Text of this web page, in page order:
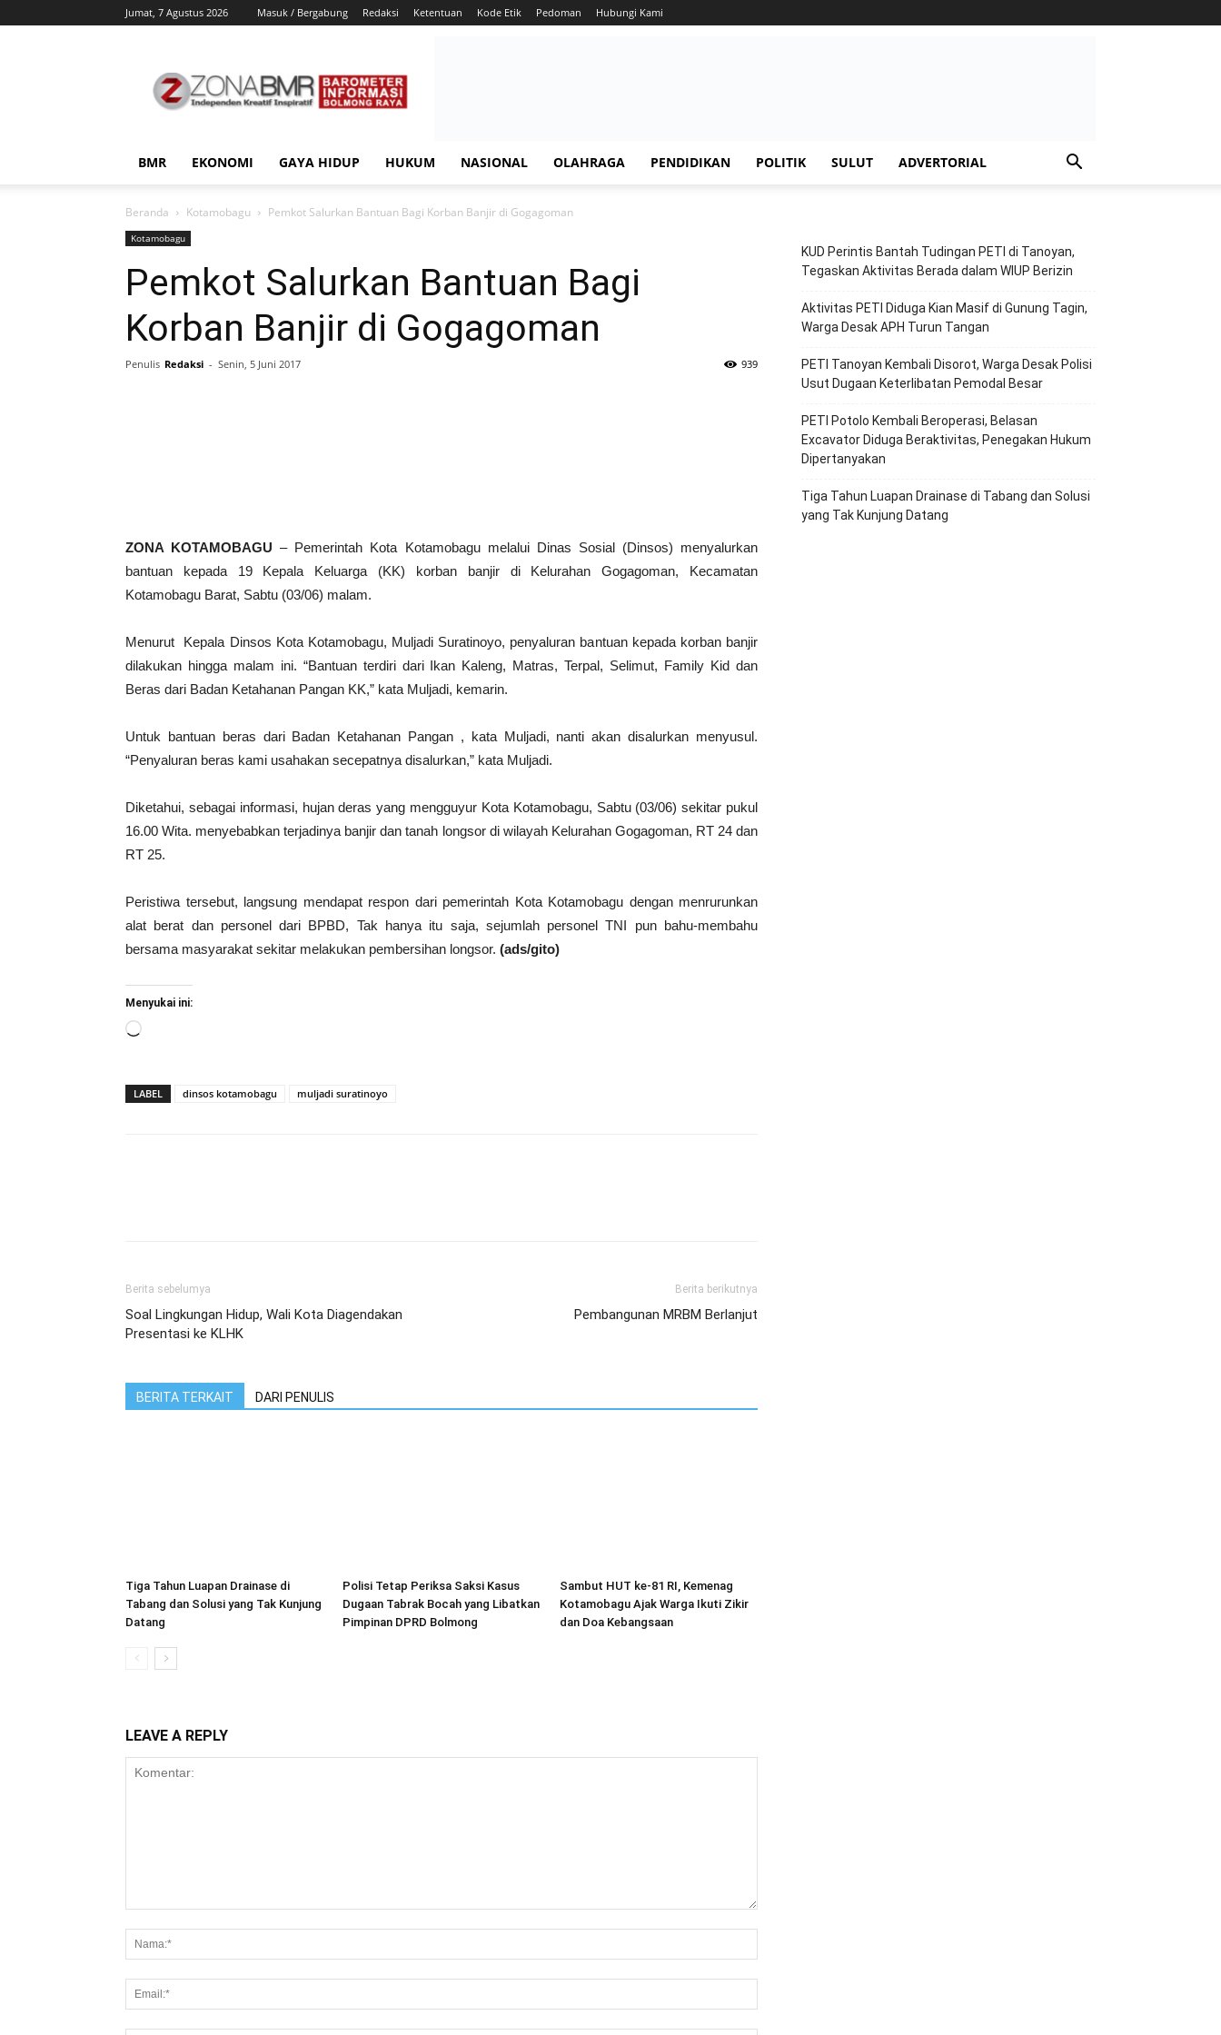
Jumat, 7 Agustus 2026 Masuk / Bergabung Redaksi Ketentuan Kode Etik Pedoman Hubungi Kami
BMR EKONOMI GAYA HIDUP HUKUM NASIONAL OLAHRAGA PENDIDIKAN POLITIK SULUT ADVERTORIAL
Beranda Kotamobagu Pemkot Salurkan Bantuan Bagi Korban Banjir di Gogagoman
Kotamobagu
Pemkot Salurkan Bantuan Bagi
Korban Banjir di Gogagoman
Penulis Redaksi - Senin, 5 Juni 2017 939
ZONA KOTAMOBAGU – Pemerintah Kota Kotamobagu melalui Dinas Sosial (Dinsos) menyalurkan
bantuan kepada 19 Kepala Keluarga (KK) korban banjir di Kelurahan Gogagoman, Kecamatan
Kotamobagu Barat, Sabtu (03/06) malam.
Menurut Kepala Dinsos Kota Kotamobagu, Muljadi Suratinoyo, penyaluran bantuan kepada korban banjir
dilakukan hingga malam ini. “Bantuan terdiri dari Ikan Kaleng, Matras, Terpal, Selimut, Family Kid dan
Beras dari Badan Ketahanan Pangan KK,” kata Muljadi, kemarin.
Untuk bantuan beras dari Badan Ketahanan Pangan , kata Muljadi, nanti akan disalurkan menyusul.
“Penyaluran beras kami usahakan secepatnya disalurkan,” kata Muljadi.
Diketahui, sebagai informasi, hujan deras yang mengguyur Kota Kotamobagu, Sabtu (03/06) sekitar pukul
16.00 Wita. menyebabkan terjadinya banjir dan tanah longsor di wilayah Kelurahan Gogagoman, RT 24 dan
RT 25.
Peristiwa tersebut, langsung mendapat respon dari pemerintah Kota Kotamobagu dengan menrurunkan
alat berat dan personel dari BPBD, Tak hanya itu saja, sejumlah personel TNI pun bahu-membahu
bersama masyarakat sekitar melakukan pembersihan longsor. (ads/gito)
Menyukai ini:
Memuat...
LABEL dinsos kotamobagu muljadi suratinoyo
Berita sebelumya
Soal Lingkungan Hidup, Wali Kota Diagendakan
Presentasi ke KLHK
Berita berikutnya
Pembangunan MRBM Berlanjut
BERITA TERKAIT DARI PENULIS
Tiga Tahun Luapan Drainase di
Tabang dan Solusi yang Tak Kunjung
Datang
Polisi Tetap Periksa Saksi Kasus
Dugaan Tabrak Bocah yang Libatkan
Pimpinan DPRD Bolmong
Sambut HUT ke-81 RI, Kemenag
Kotamobagu Ajak Warga Ikuti Zikir
dan Doa Kebangsaan
LEAVE A REPLY
KUD Perintis Bantah Tudingan PETI di Tanoyan,
Tegaskan Aktivitas Berada dalam WIUP Berizin
Aktivitas PETI Diduga Kian Masif di Gunung Tagin,
Warga Desak APH Turun Tangan
PETI Tanoyan Kembali Disorot, Warga Desak Polisi
Usut Dugaan Keterlibatan Pemodal Besar
PETI Potolo Kembali Beroperasi, Belasan
Excavator Diduga Beraktivitas, Penegakan Hukum
Dipertanyakan
Tiga Tahun Luapan Drainase di Tabang dan Solusi
yang Tak Kunjung Datang